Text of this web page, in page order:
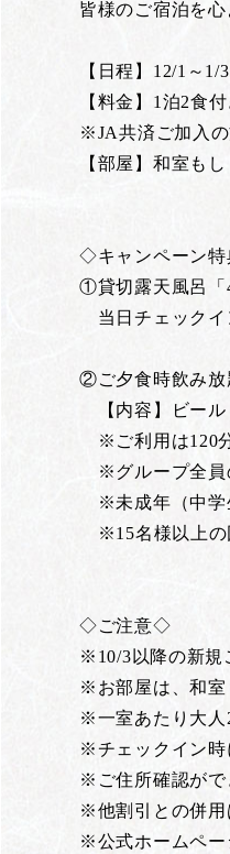
皆様のご宿泊を心
【日程】12/1～
【料金】1泊2食
※JA共済ご加入の
【部屋】和室も
◇キャンペーン
①貸切露天風呂「
当日チェックイ
②ご夕食時飲み放
【内容】ビール
※ご利用は120分
※グループ全員
※未成年（中学
※15名様以上の
◇ご注意◇
※10/3以降の新規
※お部屋は、和室
※一室あたり大人
※チェックイン時
※ご住所確認がで
※他割引との併用
※公式ホームペー